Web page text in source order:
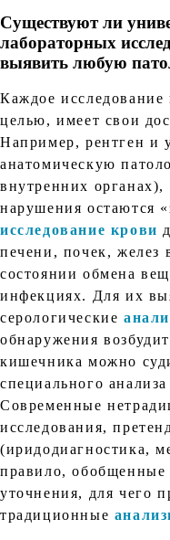
Существуют ли
лабораторных
выявить любую
Каждое исследование
целью, имеет свои
Например, рентген и
анатомическую
внутренних
нарушения остаются
исследование крови
печени, почек, желез
состоянии обмена
инфекциях. Для их
серологические
обнаружения
кишечника можно
специального
Современные
исследования,
(иридодиагностика,
правило, обобщенные
уточнения, для чего
традиционные